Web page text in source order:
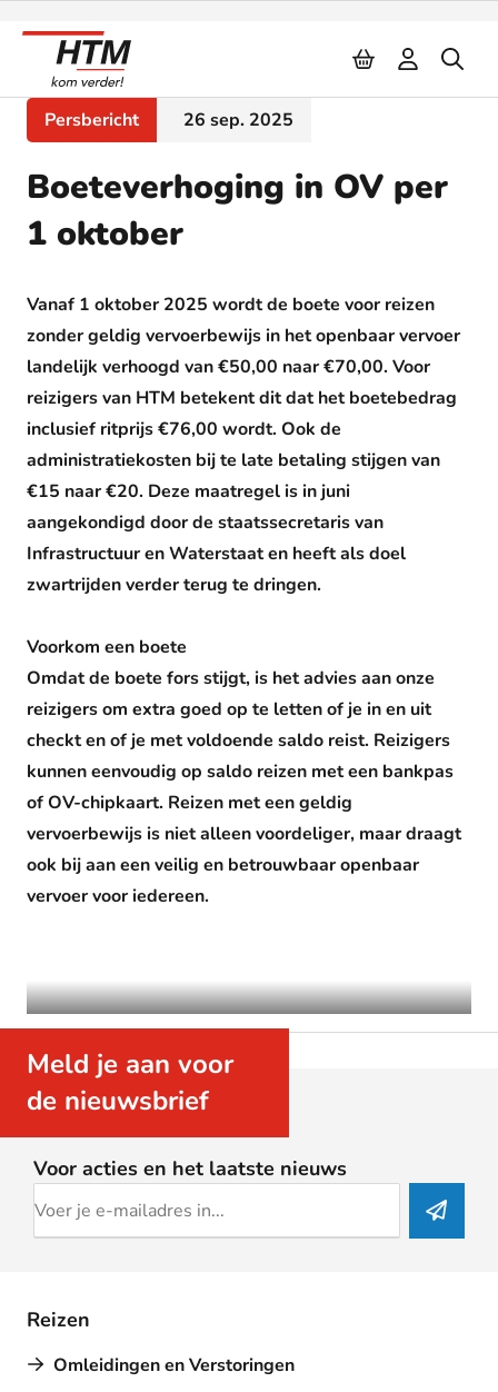
Persbericht 26 sep. 2025
Boeteverhoging in OV per
1 oktober
Vanaf 1 oktober 2025 wordt de boete voor reizen
zonder geldig vervoerbewijs in het openbaar vervoer
landelijk verhoogd van €50,00 naar €70,00. Voor
reizigers van HTM betekent dit dat het boetebedrag
inclusief ritprijs €76,00 wordt. Ook de
administratiekosten bij te late betaling stijgen van
€15 naar €20. Deze maatregel is in juni
aangekondigd door de staatssecretaris van
Infrastructuur en Waterstaat en heeft als doel
zwartrijden verder terug te dringen.
Voorkom een boete
Omdat de boete fors stijgt, is het advies aan onze
reizigers om extra goed op te letten of je in en uit
checkt en of je met voldoende saldo reist. Reizigers
kunnen eenvoudig op saldo reizen met een bankpas
of OV-chipkaart. Reizen met een geldig
vervoerbewijs is niet alleen voordeliger, maar draagt
ook bij aan een veilig en betrouwbaar openbaar
vervoer voor iedereen.
Meld je aan voor
de nieuwsbrief
Voor acties en het laatste nieuws
Reizen
Omleidingen en Verstoringen